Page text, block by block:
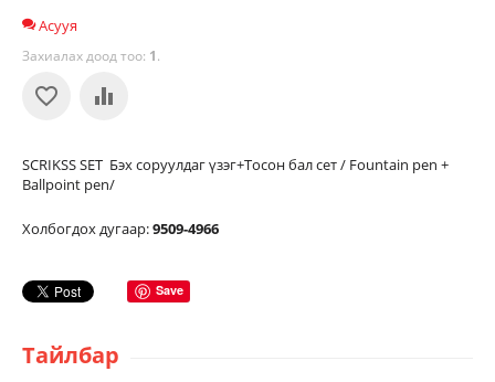
Асууя
Захиалах доод тоо: 1.
SCRIKSS SET Бэх соруулдаг үзэг+Тосон бал сет / Fountain pen +
Ballpoint pen/
Холбогдох дугаар:9509-4966
Save
Тайлбар